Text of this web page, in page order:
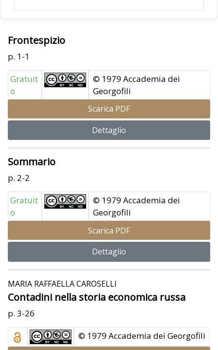
Frontespizio
p. 1-1
Gratuit
o
© 1979 Accademia dei
Georgofili
Scarica PDF
Dettaglio
Sommario
p. 2-2
Gratuit
o
© 1979 Accademia dei
Georgofili
Scarica PDF
Dettaglio
MARIA RAFFAELLA CAROSELLI
Contadini nella storia economica russa
p. 3-26
© 1979 Accademia dei Georgofili